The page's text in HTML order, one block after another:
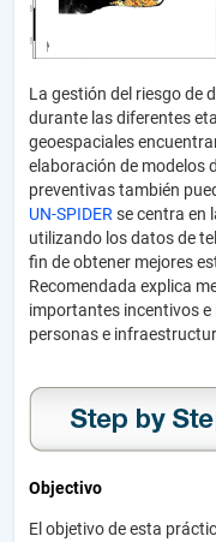
La gestión del riesgo de
durante las diferentes
geoespaciales
elaboración de modelos
preventivas también
UN-SPIDERse centra en
utilizando los datos de
fin de obtener mejores
Recomendada explica
importantes incentivos e
personas e
Objectivo
El objetivo de esta